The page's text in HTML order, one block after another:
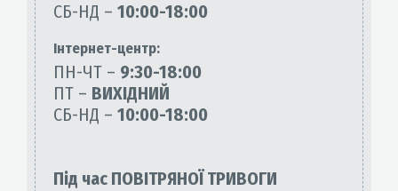
СБ-НД – 10:00-18:00
Інтернет-центр:
ПН-ЧТ – 9:30-18:00
ПТ – ВИХІДНИЙ
СБ-НД – 10:00-18:00
Під час ПОВІТРЯНОЇ ТРИВОГИ